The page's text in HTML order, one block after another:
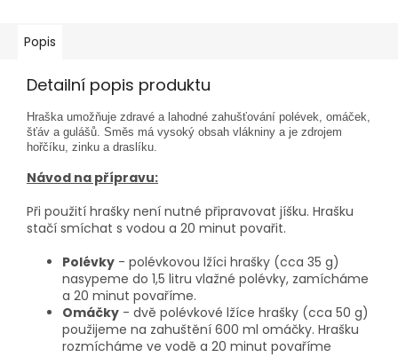
Popis
Detailní popis produktu
Hraška umožňuje zdravé a lahodné zahušťování polévek, omáček,
šťáv a gulášů. Směs má vysoký obsah vlákniny a je zdrojem
hořčíku, zinku a draslíku.
Návod na přípravu:
Při použití hrašky není nutné připravovat jíšku. Hrašku
stačí smíchat s vodou a 20 minut povařit.
Polévky - polévkovou lžíci hrašky (cca 35 g)
nasypeme do 1,5 litru vlažné polévky, zamícháme
a 20 minut povaříme.
Omáčky - dvě polévkové lžíce hrašky (cca 50 g)
použijeme na zahuštění 600 ml omáčky. Hrašku
rozmícháme ve vodě a 20 minut povaříme